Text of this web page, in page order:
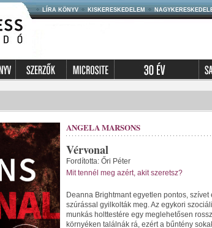
LÍRA KÖNYV KISKERESKEDELEM
ANGELA MARSONS
Vérvonal
Fordította: Őri Péter
Mit tennél meg azért, akit szeretsz?
Deanna Brightmant egyetlen pontos, szívet
szúrással gyilkolták meg. Az egykori
munkás holttestére egy meglehetősen rossz
környéken találnák rá, ezért a bűntény